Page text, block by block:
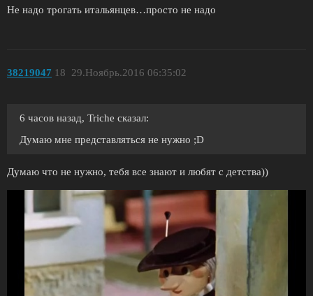
Не надо трогать итальянцев…просто не надо
38219047 29.Ноябрь.2016 06:35:02
18
6 часов назад, Triche сказал:
Думаю мне представляться не нужно ;D
Думаю что не нужно, тебя все знают и любят с детства))